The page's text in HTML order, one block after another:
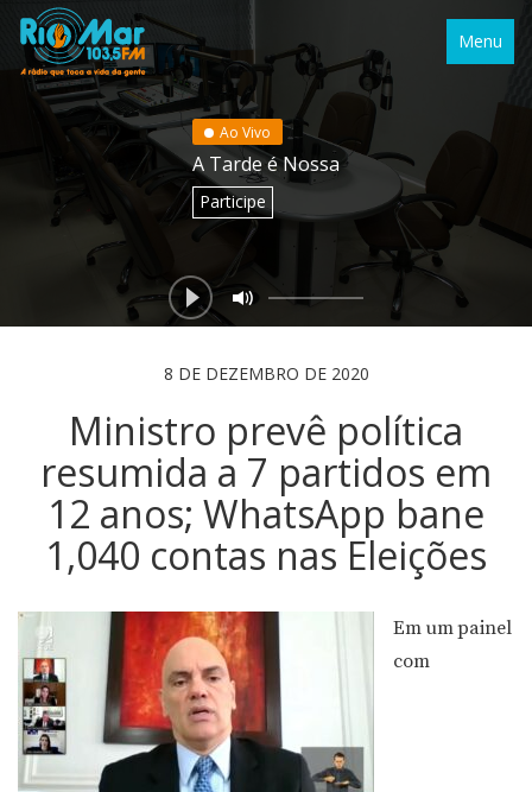
Menu
Ao Vivo
A Tarde é Nossa
Participe
8 DE DEZEMBRO DE 2020
Ministro prevê política
resumida a 7 partidos em
12 anos; WhatsApp bane
1,040 contas nas Eleições
Em um painel
com